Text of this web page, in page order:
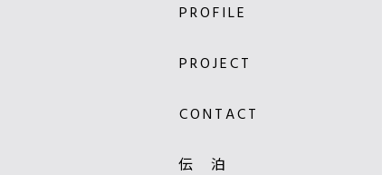
PROFILE
PROJECT
CONTACT
伝 泊